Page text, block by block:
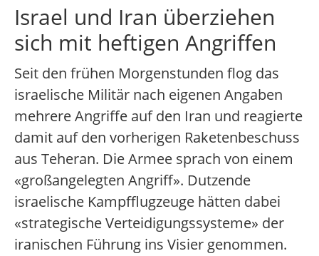
Israel und Iran überziehen
sich mit heftigen Angriffen
Seit den frühen Morgenstunden flog das
israelische Militär nach eigenen Angaben
mehrere Angriffe auf den Iran und reagierte
damit auf den vorherigen Raketenbeschuss
aus Teheran. Die Armee sprach von einem
«großangelegten Angriff». Dutzende
israelische Kampfflugzeuge hätten dabei
«strategische Verteidigungssysteme» der
iranischen Führung ins Visier genommen.